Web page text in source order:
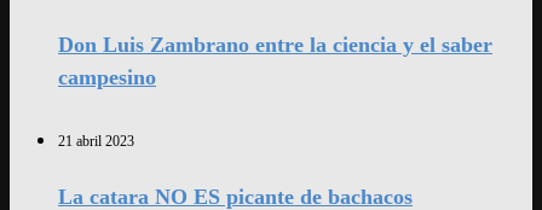
Don Luis Zambrano entre la ciencia y el saber
campesino
21 abril 2023
La catara NO ES picante de bachacos